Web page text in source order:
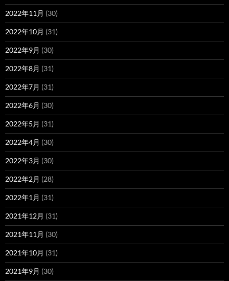
2022年11月 (30)
2022年10月 (31)
2022年9月 (30)
2022年8月 (31)
2022年7月 (31)
2022年6月 (30)
2022年5月 (31)
2022年4月 (30)
2022年3月 (30)
2022年2月 (28)
2022年1月 (31)
2021年12月 (31)
2021年11月 (30)
2021年10月 (31)
2021年9月 (30)